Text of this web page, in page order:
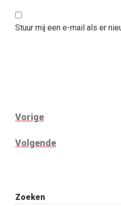
Stuur mij een e-mail als er
BERICHT
NAVIGATIE
Vorig
Vorige
Volgend
Volgende
Zoeken